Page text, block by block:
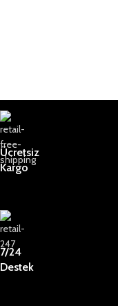
Ücretsiz
Kargo
7/24
Destek